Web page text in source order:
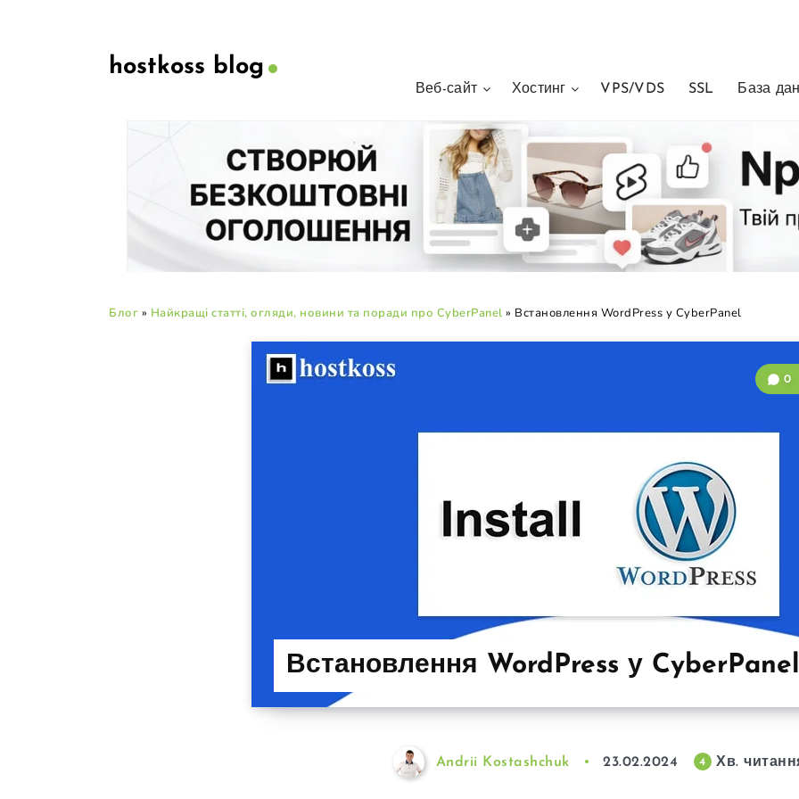
hostkoss blog
Веб-сайт Хостинг VPS/VDS SSL База
Блог » Найкращі статті, огляди, новини та поради про CyberPanel » Встановлення WordPress у CyberPanel
Встановлення WordPress у CyberPanel
0
Andrii Kostashchuk 23.02.2024 4 Хв.